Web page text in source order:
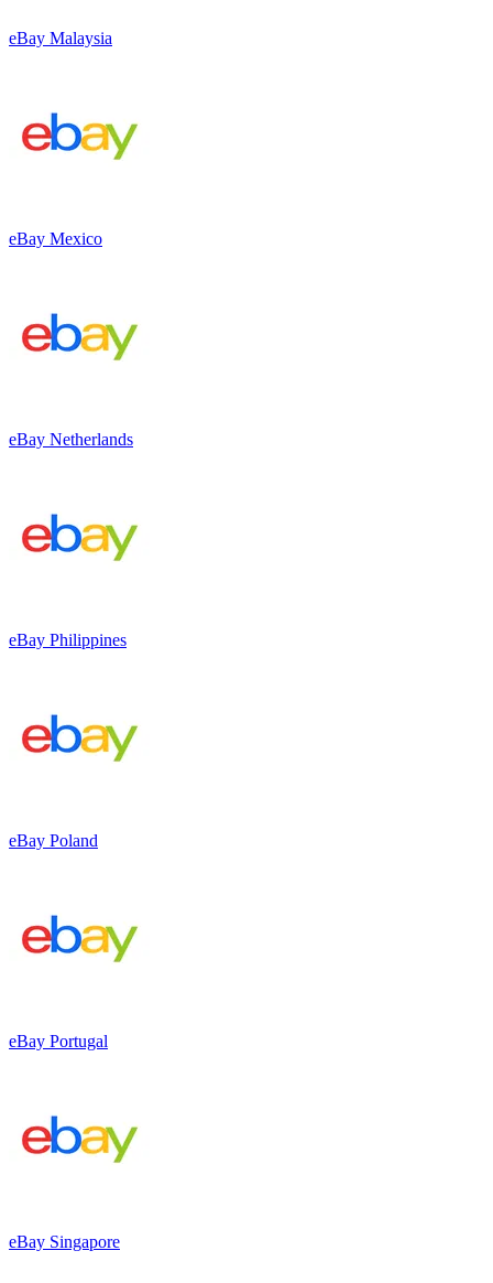
eBay Malaysia
eBay Mexico
eBay Netherlands
eBay Philippines
eBay Poland
eBay Portugal
eBay Singapore